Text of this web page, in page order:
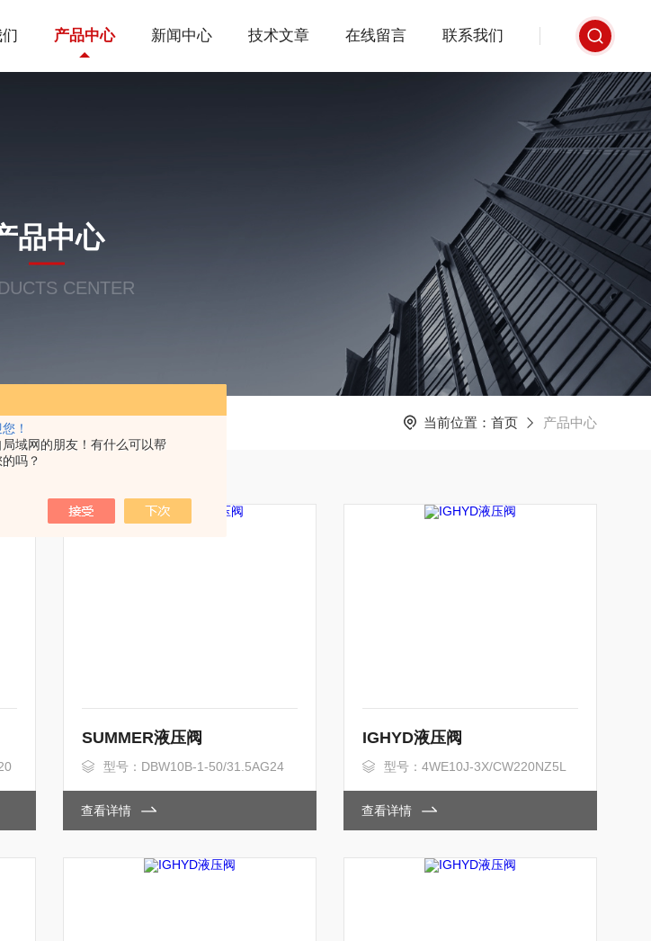
！
局域网的朋友！有什么可以帮
吗？
产品中心 新闻中心 技术文章 在线留言 联系我们
品中心
CENTER
当前位置： 首页 产品中心
SUMMER液压阀
型号：DBW10B-1-50/31.5AG24
查看详情
IGHYD液压阀
型号：4WE10J-3X/CW220NZ5L
查看详情